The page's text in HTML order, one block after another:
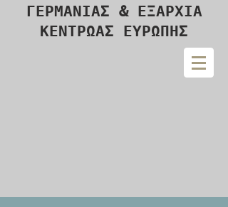
ΓΕΡΜΑΝΙΑΣ & ΕΞΑΡΧΙΑ
ΚΕΝΤΡΩΑΣ ΕΥΡΩΠΗΣ